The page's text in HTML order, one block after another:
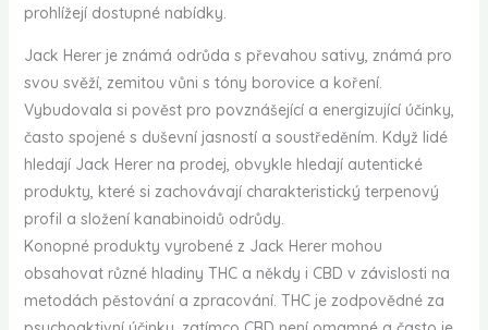
prohlížejí dostupné nabídky.
Jack Herer je známá odrůda s převahou sativy, známá pro
svou svěží, zemitou vůni s tóny borovice a koření.
Vybudovala si pověst pro povznášející a energizující účinky,
často spojené s duševní jasností a soustředěním. Když lidé
hledají Jack Herer na prodej, obvykle hledají autentické
produkty, které si zachovávají charakteristický terpenový
profil a složení kanabinoidů odrůdy.
Konopné produkty vyrobené z Jack Herer mohou
obsahovat různé hladiny THC a někdy i CBD v závislosti na
metodách pěstování a zpracování. THC je zodpovědné za